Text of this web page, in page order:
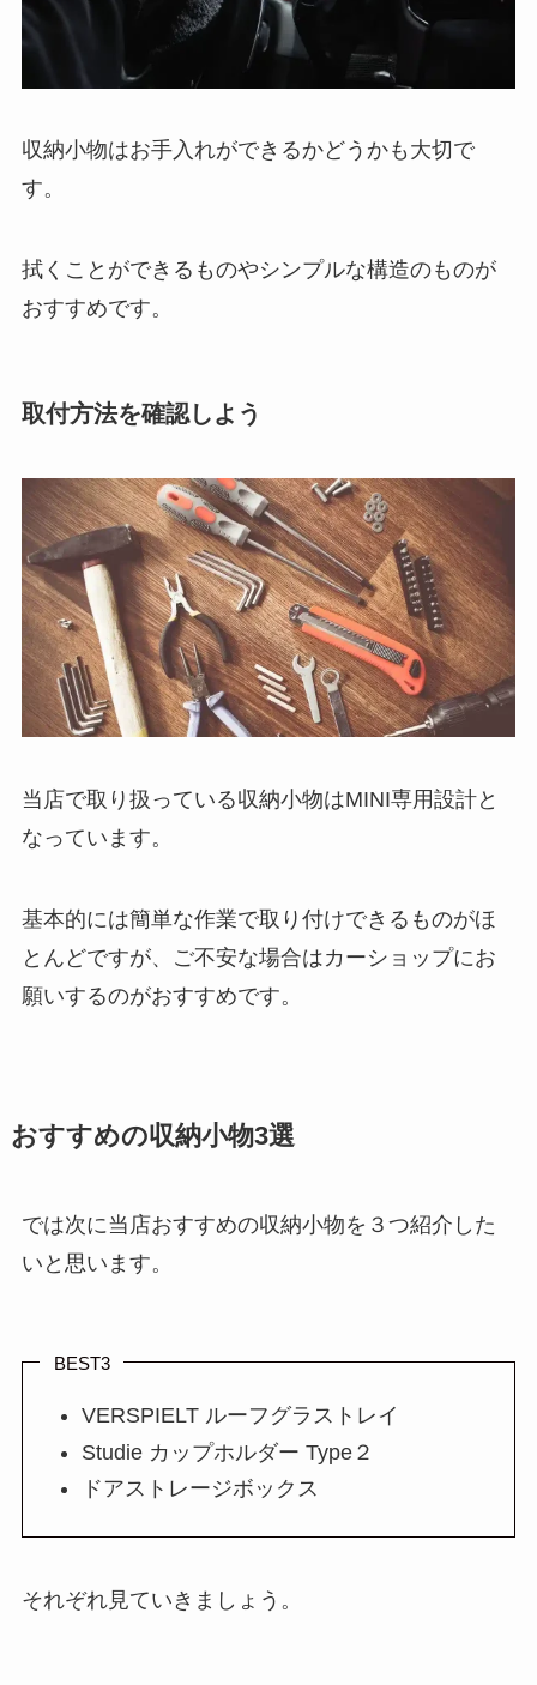
収納小物はお手入れができるかどうかも大切で
す。
拭くことができるものやシンプルな構造のものが
おすすめです。
取付方法を確認しよう
当店で取り扱っている収納小物はMINI専用設計と
なっています。
基本的には簡単な作業で取り付けできるものがほ
とんどですが、ご不安な場合はカーショップにお
願いするのがおすすめです。
おすすめの収納小物3選
では次に当店おすすめの収納小物を３つ紹介した
いと思います。
BEST3
VERSPIELT ルーフグラストレイ
Studie カップホルダー Type２
ドアストレージボックス
それぞれ見ていきましょう。